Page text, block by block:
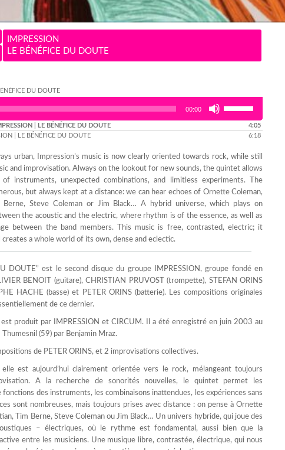
IMPRESSION
LE BÉNÉFICE DU DOUTE
DU DOUTE
00:00
keys to
increase
or
decrease
volume.
| LE BÉNÉFICE DU DOUTE
4:05
| LE BÉNÉFICE DU DOUTE 6:18
urban, Impression’s music is now clearly oriented towards rock, while still
and improvisation. Always on the lookout for new sounds, the quintet allows
instruments, unexpected combinations, and limitless experiments. The
but always kept at a distance: we can hear echoes of Ornette Coleman,
Berne, Steve Coleman or Jim Black… A hybrid universe, which plays on
the acoustic and the electric, where rhythm is of the essence, as well as
between the band members. This music is free, contrasted, electric; it
a whole world of its own, dense and eclectic.
DOUTE” est le second disque du groupe IMPRESSION, groupe fondé en
BENOIT (guitare), CHRISTIAN PRUVOST (trompette), STEFAN ORINS
HACHE (basse) et PETER ORINS (batterie). Les compositions originales
de ce dernier.
est produit par IMPRESSION et CIRCUM. Il a été enregistré en juin 2003 au
Thumesnil (59) par Benjamin Mraz.
de PETER ORINS, et 2 improvisations collectives.
elle est aujourd’hui clairement orientée vers le rock, mélangeant toujours
A la recherche de sonorités nouvelles, le quintet permet les
des instruments, les combinaisons inattendues, les expériences sans
sont nombreuses, mais toujours prises avec distance : on pense à Ornette
Tim Berne, Steve Coleman ou Jim Black… Un univers hybride, qui joue des
– électriques, où le rythme est fondamental, aussi bien que la
entre les musiciens. Une musique libre, contrastée, électrique, qui nous